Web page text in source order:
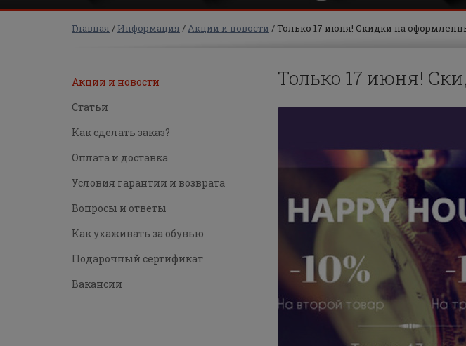
Главная Информация Акции и новости Только 17 июня! Скидки на
Акции и новости
Статьи
Как сделать заказ?
Оплата и доставка
Условия гарантии и возврата
Вопросы и ответы
Как ухаживать за обувью
Подарочный сертификат
Вакансии
Только 17 июня!